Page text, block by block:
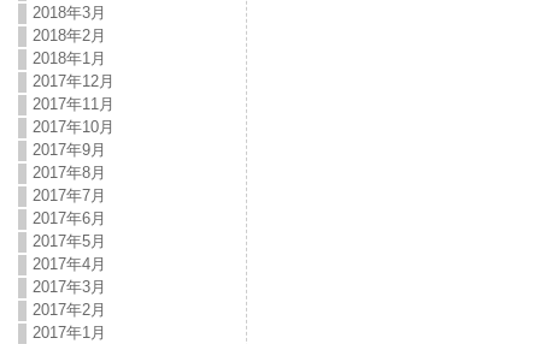
2018年3月
2018年2月
2018年1月
2017年12月
2017年11月
2017年10月
2017年9月
2017年8月
2017年7月
2017年6月
2017年5月
2017年4月
2017年3月
2017年2月
2017年1月